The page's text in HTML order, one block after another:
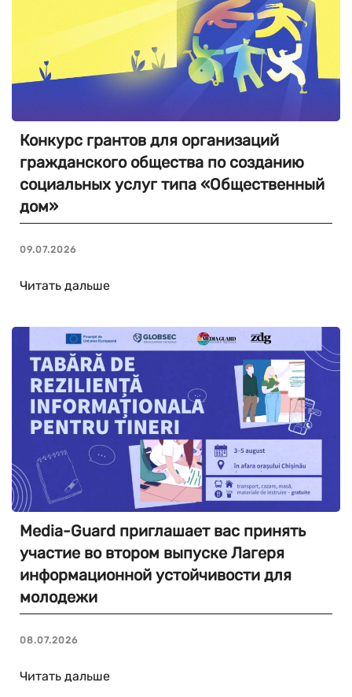
Конкурс грантов для организаций
гражданского общества по созданию
социальных услуг типа «Общественный
дом»
09.07.2026
Читать дальше
Media-Guard приглашает вас принять
участие во втором выпуске Лагеря
информационной устойчивости для
молодежи
08.07.2026
Читать дальше